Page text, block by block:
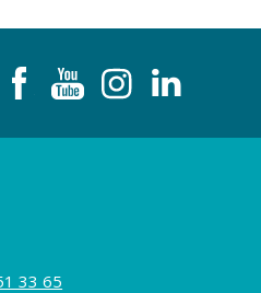
33 65